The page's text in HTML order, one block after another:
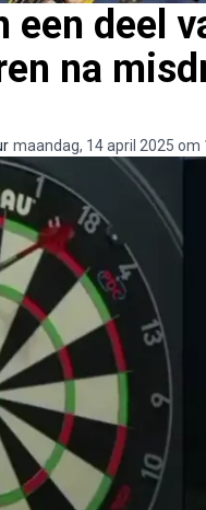
een deel
na
maandag, 14 april 2025 om